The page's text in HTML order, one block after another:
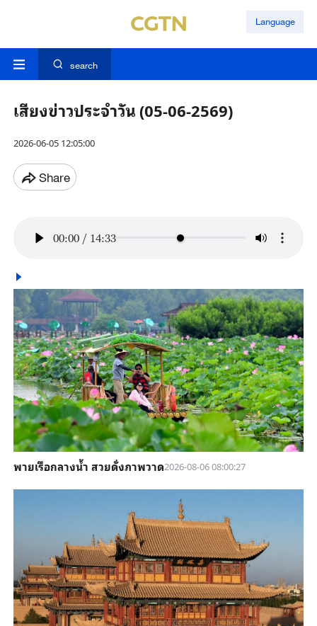
Language
search
เสียงข่าวประจำวัน (05-06-2569)
2026-06-05 12:05:00
Share
00:00 / 14:33
พายเรือกลางน้ำ สวยดั่งภาพวาด2026-08-06 08:00:27